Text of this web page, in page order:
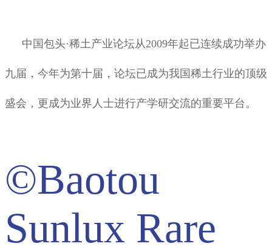
中国包头·稀土产业论坛从2009年起已连续成功举办
九届，今年为第十届，论坛已成为我国稀土行业的顶级
盛会，更成为业界人士进行产学研交流的重要平台。
©Baotou
Sunlux Rare